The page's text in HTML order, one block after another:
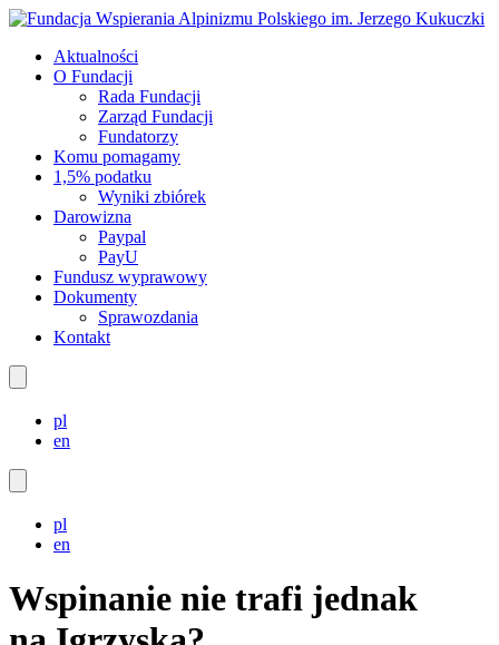
Aktualności
O Fundacji
Rada Fundacji
Zarząd Fundacji
Fundatorzy
Komu pomagamy
1,5% podatku
Wyniki zbiórek
Darowizna
Paypal
PayU
Fundusz wyprawowy
Dokumenty
Sprawozdania
Kontakt
pl
en
pl
en
Wspinanie nie trafi jednak